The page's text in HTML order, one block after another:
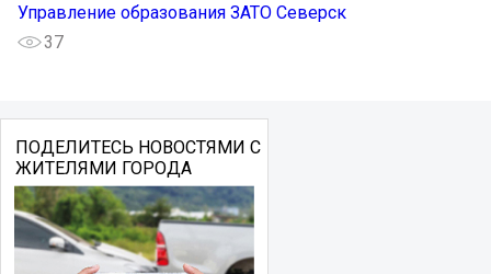
Управление образования ЗАТО Северск
37
ПОДЕЛИТЕСЬ НОВОСТЯМИ С
ЖИТЕЛЯМИ ГОРОДА